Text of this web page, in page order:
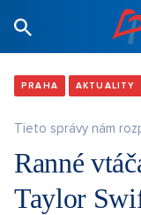
PRAHA AKTUALITY
Tieto správy nám
Ranné
Taylor